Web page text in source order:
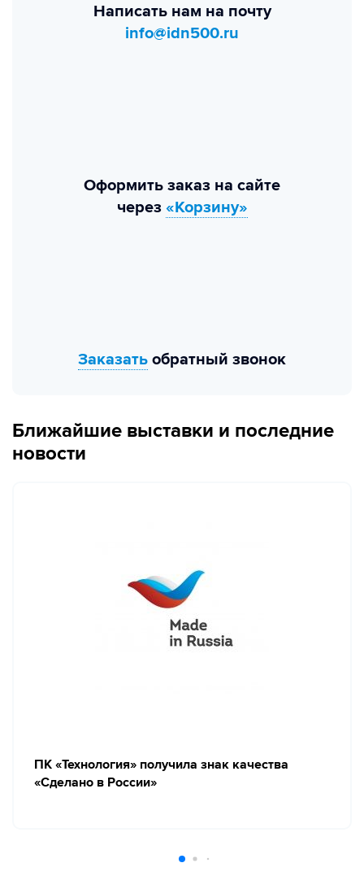
Написать нам на почту
info@idn500.ru
Оформить заказ на сайте
через «Корзину»
Заказать обратный звонок
Ближайшие выставки и последние
новости
ПК «Технология» получила знак качества
«Сделано в России»